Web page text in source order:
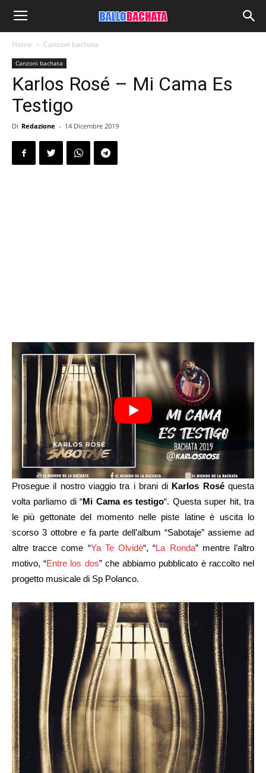
Home Canzoni bachata
Canzoni bachata
Karlos Rosé – Mi Cama Es
Testigo
Di Redazione - 14 Dicembre 2019
Prosegue il nostro viaggio tra i brani di Karlos Roséquesta
volta parliamo di “Mi Cama es testigo“. Questa super hit, tra
le più gettonate del momento nelle piste latine è uscita lo
scorso 3 ottobre e fa parte dell’album “Sabotaje” assieme ad
altre tracce come “Ya Te Olvidè“, “La Ronda” mentre l’altro
motivo, “Entre los dos” che abbiamo pubblicato è raccolto nel
progetto musicale di Sp Polanco.